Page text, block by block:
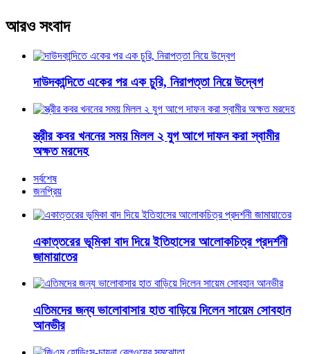
আরও সংবাদ
দাউদকান্দিতে একের পর এক চুরি, নিরাপত্তা নিয়ে উদ্বেগ
স্ত্রীর কবর খননের সময় মিলল ২ যুগ আগে দাফন করা স্বামীর
অক্ষত মরদেহ
সর্বশেষ
জনপ্রিয়
একাত্তরের ভূমিকা বাদ দিয়ে ইতিহাসের আলোকচিত্র প্রদর্শনী
জামায়াতের
এতিমদের জন্য ভালোবাসার হাত বাড়িয়ে দিলেন সায়েম সোবহান
আনভীর